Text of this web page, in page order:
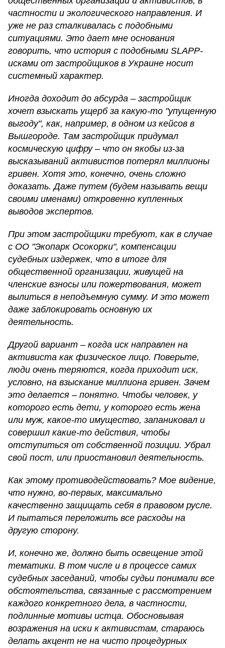
частности и экологического направления. И
уже не раз сталкивалась с подобными
ситуациями. Это дает мне основания
говорить, что история с подобными SLAPP-
исками от застройщиков в Украине носит
системный характер.
Иногда доходит до абсурда – застройщик
хочет взыскать ущерб за какую-то "упущенную
выгоду", как, например, в одном из кейсов в
Вышгороде. Там застройщик придумал
космическую цифру – что он якобы из-за
высказываний активистов потерял миллионы
гривен. Хотя это, конечно, очень сложно
доказать. Даже путем (будем называть вещи
своими именами) откровенно купленных
выводов экспертов.
При этом застройщики требуют, как в случае
с ОО "Экопарк Осокорки", компенсации
судебных издержек, что в итоге для
общественной организации, живущей на
членские взносы или пожертвования, может
вылиться в неподъемную сумму. И это может
даже заблокировать основную их
деятельность.
Другой вариант – когда иск направлен на
активиста как физическое лицо. Поверьте,
люди очень теряются, когда приходит иск,
условно, на взыскание миллиона гривен. Зачем
это делается – понятно. Чтобы человек, у
которого есть дети, у которого есть жена
или муж, какое-то имущество, запаниковал и
совершил какие-то действия, чтобы
отступиться от собственной позиции. Убрал
свой пост, или приостановил деятельность.
Как этому противодействовать? Мое видение,
что нужно, во-первых, максимально
качественно защищать себя в правовом русле.
И пытаться переложить все расходы на
другую сторону.
И, конечно же, должно быть освещение этой
тематики. В том числе и в процессе самих
судебных заседаний, чтобы судьи понимали все
обстоятельства, связанные с рассмотрением
каждого конкретного дела, в частности,
подлинные мотивы истца. Обосновывая
возражения на иски к активистам, стараюсь
делать акцент не на чисто процедурных